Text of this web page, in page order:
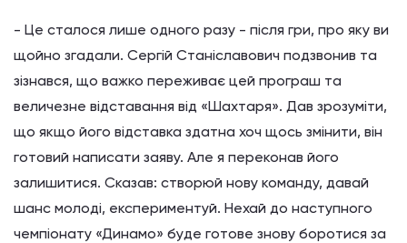
- Це сталося лише одного разу - після гри, про яку ви
щойно згадали. Сергій Станіславович подзвонив та
зізнався, що важко переживає цей програш та
величезне відставання від «Шахтаря». Дав зрозуміти,
що якщо його відставка здатна хоч щось змінити, він
готовий написати заяву. Але я переконав його
залишитися. Сказав: створюй нову команду, давай
шанс молоді, експериментуй. Нехай до наступного
чемпіонату «Динамо» буде готове знову боротися за